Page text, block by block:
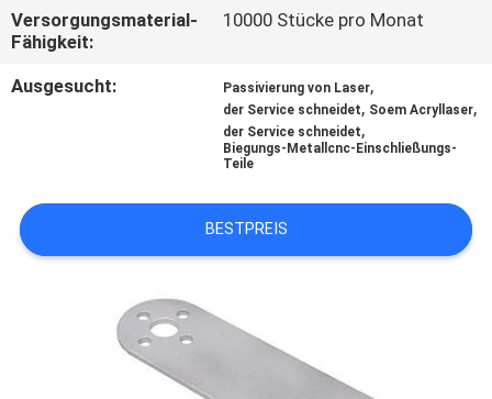
BITTE
UM
EIN
SITEMAP
Versorgungsmaterial-
Fähigkeit:
10000 Stücke pro Monat
Ausgesucht: Passivierung von Laser,
der Service schneidet, Soem Acryllaser,
der Service schneidet,
Biegungs-Metallcnc-Einschließungs-
Teile
BESTPREIS